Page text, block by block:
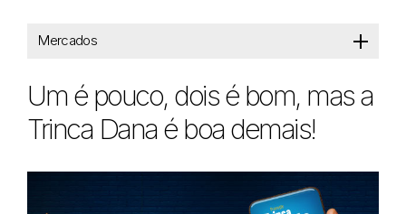
Mercados
Um é pouco, dois é bom, mas a
Trinca Dana é boa demais!